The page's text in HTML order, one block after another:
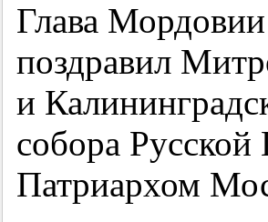
Глава
поздравил
и
собора Русской
Патриархом